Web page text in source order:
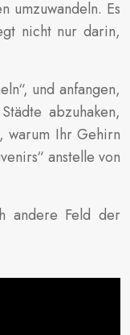
umzuwandeln. Es
nicht nur darin,
und anfangen,
abzuhaken,
warum Ihr Gehirn
anstelle von
andere Feld der